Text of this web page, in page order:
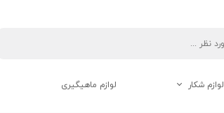
لوازم شکار لوازم ماهیگیری